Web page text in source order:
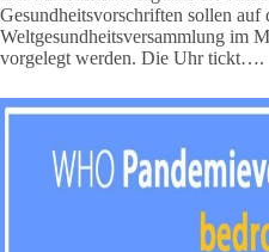
Gesundheitsvorschriften sollen auf
Weltgesundheitsversammlung im
vorgelegt werden. Die Uhr tickt….